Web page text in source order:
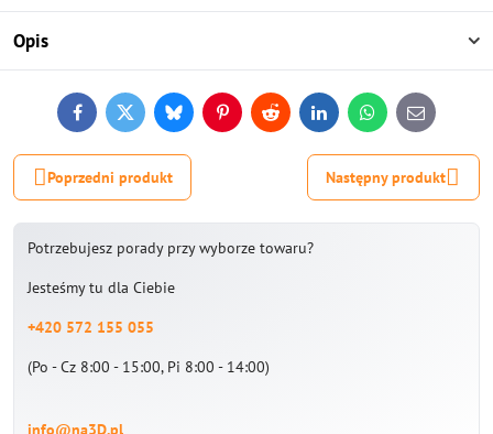
Opis
FacebookTwitterBlueskyPinterestReddit LinkedInWhatsApp
E-
mail
Poprzedni produkt Następny produkt
Potrzebujesz porady przy wyborze towaru?
Jesteśmy tu dla Ciebie
+420 572 155 055
(Po - Cz 8:00 - 15:00, Pi 8:00 - 14:00)
info@na3D.pl